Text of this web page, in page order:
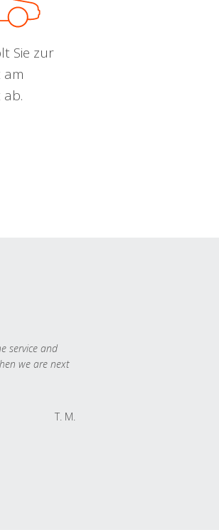
Sie zur
am
service and
we are next
T. M.